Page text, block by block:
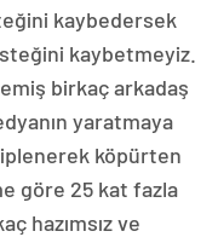
kaybedersek
kaybetmeyiz.
birkaç arkadaş
yaratmaya
köpürten
göre 25 kat fazla
hazımsız ve